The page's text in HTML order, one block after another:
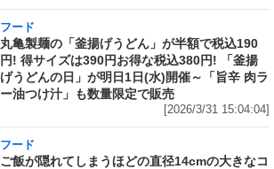
フード
丸亀製麺の「釜揚げうどん」が半額で税込190
円! 得サイズは390円お得な税込380円! 「釜揚
げうどんの日」が明日1日(水)開催～「旨辛 肉ラ
ー油つけ汁」も数量限定で販売
[2026/3/31 15:04:04]
フード
ご飯が隠れてしまうほどの直径14cmの大きなコ